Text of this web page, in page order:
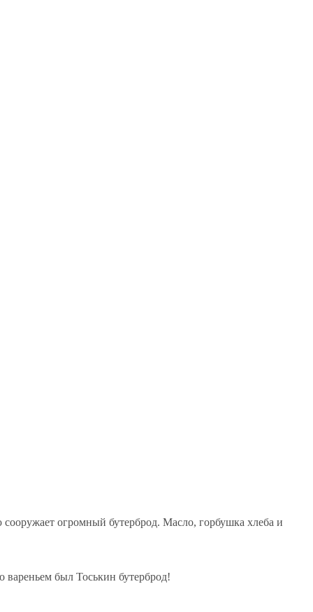
огромный бутерброд. Масло, горбушка хлеба и
был Тоськин бутерброд!